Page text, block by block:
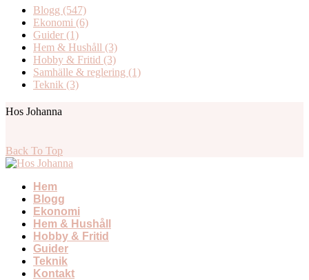
Blogg (547)
Ekonomi (6)
Guider (1)
Hem & Hushåll (3)
Hobby & Fritid (3)
Samhälle & reglering (1)
Teknik (3)
Hos Johanna
Back To Top
Hem
Blogg
Ekonomi
Hem & Hushåll
Hobby & Fritid
Guider
Teknik
Kontakt